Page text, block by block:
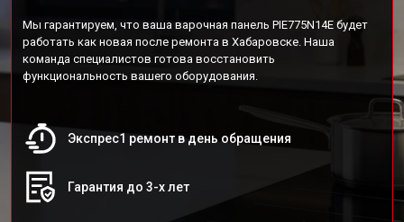
Мы гарантируем, что ваша варочная панель PIE775N14E будет
работать как новая после ремонта в Хабаровске. Наша
команда специалистов готова восстановить
функциональность вашего оборудования.
Экспрес1 ремонт в день обращения
Гарантия до 3-х лет